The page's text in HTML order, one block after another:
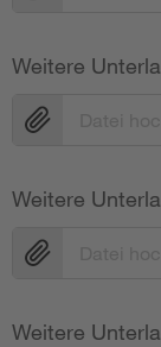
Weitere
Weitere
Weitere